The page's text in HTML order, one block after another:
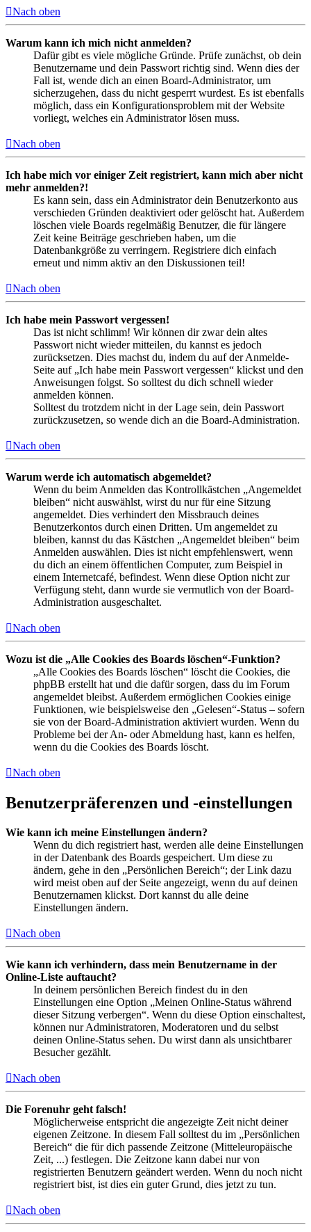
Nach oben
Warum kann ich mich nicht anmelden?
Dafür gibt es viele mögliche Gründe. Prüfe zunächst, ob dein
Benutzername und dein Passwort richtig sind. Wenn dies der
Fall ist, wende dich an einen Board-Administrator, um
sicherzugehen, dass du nicht gesperrt wurdest. Es ist ebenfalls
möglich, dass ein Konfigurationsproblem mit der Website
vorliegt, welches ein Administrator lösen muss.
Nach oben
Ich habe mich vor einiger Zeit registriert, kann mich aber nicht
mehr anmelden?!
Es kann sein, dass ein Administrator dein Benutzerkonto aus
verschieden Gründen deaktiviert oder gelöscht hat. Außerdem
löschen viele Boards regelmäßig Benutzer, die für längere
Zeit keine Beiträge geschrieben haben, um die
Datenbankgröße zu verringern. Registriere dich einfach
erneut und nimm aktiv an den Diskussionen teil!
Nach oben
Ich habe mein Passwort vergessen!
Das ist nicht schlimm! Wir können dir zwar dein altes
Passwort nicht wieder mitteilen, du kannst es jedoch
zurücksetzen. Dies machst du, indem du auf der Anmelde-
Seite auf „Ich habe mein Passwort vergessen“ klickst und den
Anweisungen folgst. So solltest du dich schnell wieder
anmelden können.
Solltest du trotzdem nicht in der Lage sein, dein Passwort
zurückzusetzen, so wende dich an die Board-Administration.
Nach oben
Warum werde ich automatisch abgemeldet?
Wenn du beim Anmelden das Kontrollkästchen „Angemeldet
bleiben“ nicht auswählst, wirst du nur für eine Sitzung
angemeldet. Dies verhindert den Missbrauch deines
Benutzerkontos durch einen Dritten. Um angemeldet zu
bleiben, kannst du das Kästchen „Angemeldet bleiben“ beim
Anmelden auswählen. Dies ist nicht empfehlenswert, wenn
du dich an einem öffentlichen Computer, zum Beispiel in
einem Internetcafé, befindest. Wenn diese Option nicht zur
Verfügung steht, dann wurde sie vermutlich von der Board-
Administration ausgeschaltet.
Nach oben
Wozu ist die „Alle Cookies des Boards löschen“-Funktion?
„Alle Cookies des Boards löschen“ löscht die Cookies, die
phpBB erstellt hat und die dafür sorgen, dass du im Forum
angemeldet bleibst. Außerdem ermöglichen Cookies einige
Funktionen, wie beispielsweise den „Gelesen“-Status – sofern
sie von der Board-Administration aktiviert wurden. Wenn du
Probleme bei der An- oder Abmeldung hast, kann es helfen,
wenn du die Cookies des Boards löscht.
Nach oben
Benutzerpräferenzen und -einstellungen
Wie kann ich meine Einstellungen ändern?
Wenn du dich registriert hast, werden alle deine Einstellungen
in der Datenbank des Boards gespeichert. Um diese zu
ändern, gehe in den „Persönlichen Bereich“; der Link dazu
wird meist oben auf der Seite angezeigt, wenn du auf deinen
Benutzernamen klickst. Dort kannst du alle deine
Einstellungen ändern.
Nach oben
Wie kann ich verhindern, dass mein Benutzername in der
Online-Liste auftaucht?
In deinem persönlichen Bereich findest du in den
Einstellungen eine Option „Meinen Online-Status während
dieser Sitzung verbergen“. Wenn du diese Option einschaltest,
können nur Administratoren, Moderatoren und du selbst
deinen Online-Status sehen. Du wirst dann als unsichtbarer
Besucher gezählt.
Nach oben
Die Forenuhr geht falsch!
Möglicherweise entspricht die angezeigte Zeit nicht deiner
eigenen Zeitzone. In diesem Fall solltest du im „Persönlichen
Bereich“ die für dich passende Zeitzone (Mitteleuropäische
Zeit, ...) festlegen. Die Zeitzone kann dabei nur von
registrierten Benutzern geändert werden. Wenn du noch nicht
registriert bist, ist dies ein guter Grund, dies jetzt zu tun.
Nach oben